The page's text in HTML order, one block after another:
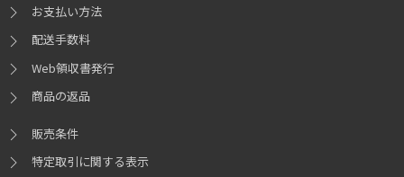
お支払い方法
配送手数料
Web領収書発行
商品の返品
販売条件
特定取引に関する表示